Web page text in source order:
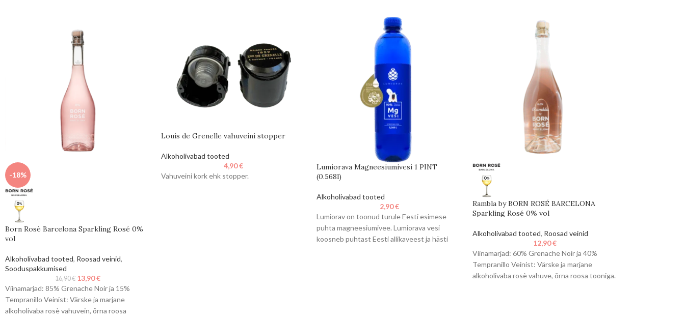
-18%
Born Rosè Barcelona Sparkling Rosé 0%
vol
Alkoholivabad tooted, Roosad veinid,
Sooduspakkumised
16,90€ 13,90€
Viinamarjad: 85% Grenache Noir ja 15%
Tempranillo Veinist: Värske ja marjane
alkoholivaba rosè vahuvein, õrna roosa
Louis de Grenelle vahuveini stopper
Alkoholivabad tooted
4,90€
Vahuveini kork ehk stopper.
Lumiorava Magneesiumivesi 1 PINT
(0.568l)
Alkoholivabad tooted
2,90€
Lumiorav on toonud turule Eesti esimese
puhta magneesiumivee. Lumiorava vesi
koosneb puhtast Eesti allikaveest ja hästi
Rambla by BORN ROSÉ BARCELONA
Sparkling Rosé 0% vol
Alkoholivabad tooted, Roosad veinid
12,90€
Viinamarjad: 60% Grenache Noir ja 40%
Tempranillo Veinist: Värske ja marjane
alkoholivaba rosè vahuve, õrna roosa tooniga.